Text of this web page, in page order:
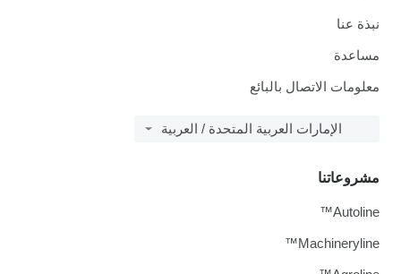
نبذة عنا
مساعدة
معلومات الاتصال بالبائع
الإمارات العربية المتحدة / العربية
مشروعاتنا
Autoline™
Machineryline™